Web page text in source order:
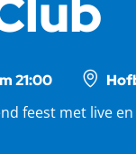
21:00
feest met live